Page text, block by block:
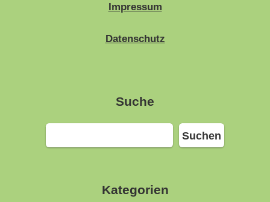
Impressum
Datenschutz
Suche
Suchen
Suchen
Kategorien